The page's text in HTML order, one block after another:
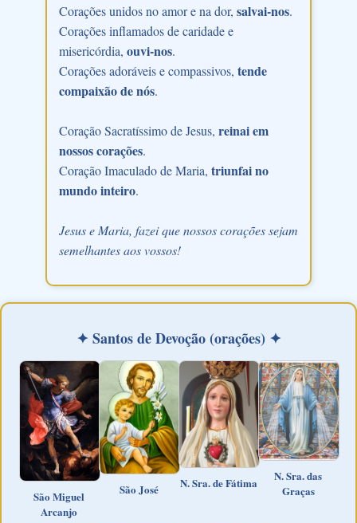
Corações unidos no amor e na dor, salvai-nos.
Corações inflamados de caridade e
misericórdia, ouvi-nos.
Corações adoráveis e compassivos, tende
compaixão de nós.
Coração Sacratíssimo de Jesus, reinai em
nossos corações.
Coração Imaculado de Maria, triunfai no
mundo inteiro.
Jesus e Maria, fazei que nossos corações sejam
semelhantes aos vossos!
✦ Santos de Devoção (orações) ✦
São Miguel
Arcanjo
São José N. Sra. de Fátima
N. Sra. das
Graças